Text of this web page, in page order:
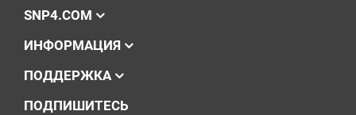
SNP4.COM
ИНФОРМАЦИЯ
ПОДДЕРЖКА
ПОДПИШИТЕСЬ